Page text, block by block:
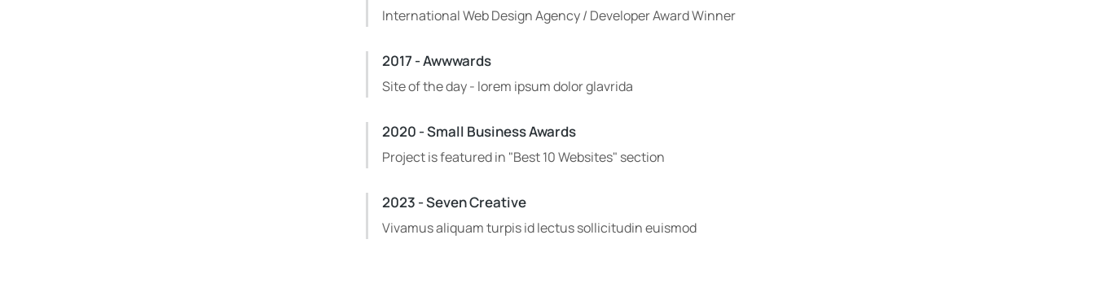
International Web Design Agency / Developer Award Winner
2017 - Awwwards
Site of the day - lorem ipsum dolor glavrida
2020 - Small Business Awards
Project is featured in "Best 10 Websites" section
2023 - Seven Creative
Vivamus aliquam turpis id lectus sollicitudin euismod